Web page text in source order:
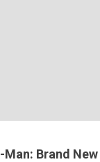
Brand New